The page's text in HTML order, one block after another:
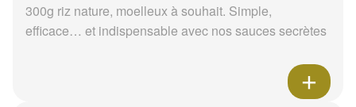
300g riz nature, moelleux à souhait. Simple,
efficace… et indispensable avec nos sauces secrètes